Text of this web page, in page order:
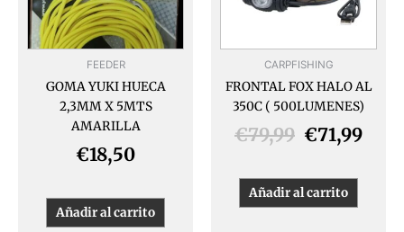
FEEDER
GOMA YUKI HUECA
2,3MM X 5MTS
AMARILLA
€18,50
Añadir al carrito
CARPFISHING
FRONTAL FOX HALO AL
350C ( 500LUMENES)
€79,99 €71,99
Añadir al carrito